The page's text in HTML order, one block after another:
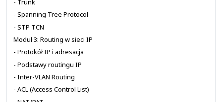
Pętle, warunki i uchwyty
Automatyzacja sieci
Podstawy sieci z Cisco IOS
Moduł 1: Wstęp do Cisco IOS CLI
- Poruszanie się w CLI